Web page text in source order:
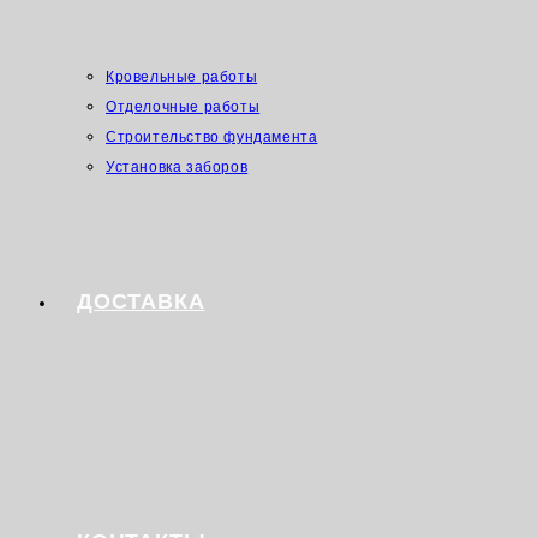
Кровельные работы
Отделочные работы
Строительство фундамента
Установка заборов
ДОСТАВКА